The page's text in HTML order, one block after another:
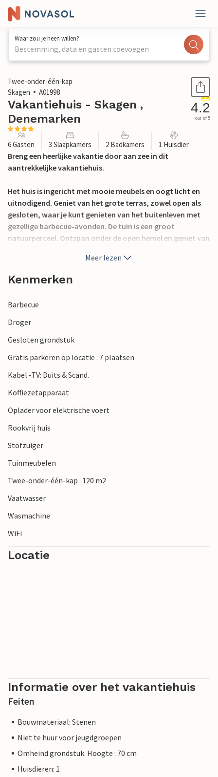
Waar zou je heen willen?
Bestemming, data en gasten toevoegen
1 / 22
Twee-onder-één-kap
Skagen
A01998
Vakantiehuis - Skagen ,
Denemarken
4.2
out of 5
6 Gasten 3 Slaapkamers 2 Badkamers 1 Huisdier
Breng een heerlijke vakantie door aan zee in dit
aantrekkelijke vakantiehuis.
Het huis is ingericht met mooie meubels en oogt licht en
uitnodigend. Geniet van het grote terras, zowel open als
gesloten, waar je kunt genieten van het buitenleven met
gezellige barbecue-avonden. De tuin is een groot
natuurperceel. Ontspan onder de open hemel en geniet van
Skagen is in elk jaargetijde een bezoek waard en biedt veel
interessante attracties. Wandel door het autovrije gebied
uur door op het prachtige zandstrand. Bezoek ook het
noordelijkste punt van Denemarken, Grenen, waar je de
samenkomen.
Meer lezen
Kenmerken
Barbecue
Droger
Gesloten grondstuk
Gratis parkeren op locatie : 7 plaatsen
Kabel -TV: Duits & Scand.
Koffiezetapparaat
Oplader voor elektrische voert
Rookvrij huis
Stofzuiger
Tuinmeubelen
Twee-onder-één-kap : 120 m2
Vaatwasser
Wasmachine
WiFi
Locatie
Informatie over het vakantiehuis
Feiten
Bouwmateriaal: Stenen
Niet te huur voor jeugdgroepen
Omheind grondstuk. Hoogte : 70 cm
Huisdieren: 1